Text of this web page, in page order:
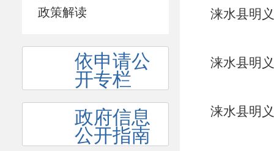
政策解读
依申请公
开专栏
政府信息
公开指南
涞水县明
涞水县明
涞水县明